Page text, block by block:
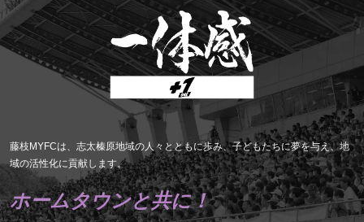
藤枝MYFCは、志太榛原地域の人々とともに歩み、子どもたちに夢を与え、地
域の活性化に貢献します。
ホームタウンと共に！